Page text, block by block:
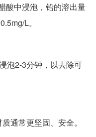
酸中浸泡，铅的溶出量
L。
泡2-3分钟，以去除可
通常更坚固、安全。